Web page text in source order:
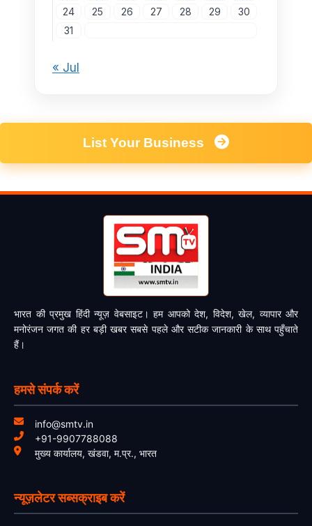
24
25 26 27 28 29
30
31
« Jul
List Your Business
भारत की प्रमुख हिंदी न्यूज़ वेबसाइट। हम आपको देश, विदेश, खेल, व्यापार और
मनोरंजन जगत की हर बड़ी खबर सबसे पहले और सटीक जानकारी के साथ पहुँचाते
हैं।
हमसे संपर्क करें
info@smtv.in
+91-9907788088
मुख्य कार्यालय, खंडवा, म.प्र., भारत
न्यूज़लेटर सब्सक्राइब करें